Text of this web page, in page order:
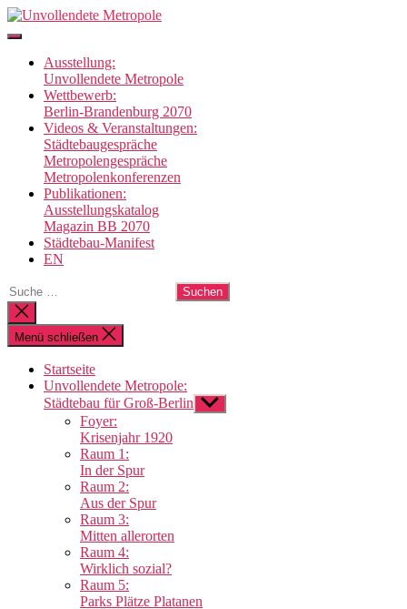
Direkt
zum
wechseln
Unvollendete
Ausstellung:
Unvollendete Metropole
Wettbewerb:
Berlin-Brandenburg 2070
Videos & Veranstaltungen:
Städtebaugespräche
Metropolengespräche
Metropolenkonferenzen
Publikationen:
Ausstellungskatalog
Magazin BB 2070
Städtebau-Manifest
EN
Suche
nach:
Suche
schließen
Menü schließen
Startseite
Unvollendete Metropole:
Städtebau für Groß-Berlin Untermenü
anzeigen
Foyer:
Krisenjahr 1920
Raum 1:
In der Spur
Raum 2:
Aus der Spur
Raum 3:
Mitten allerorten
Raum 4:
Wirklich sozial?
Raum 5:
Parks Plätze Platanen